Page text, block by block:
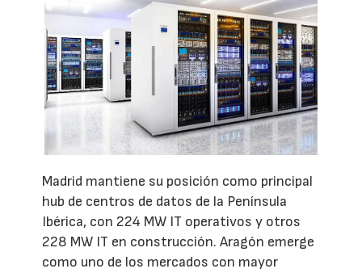
Madrid mantiene su posición como principal
hub de centros de datos de la Península
Ibérica, con 224 MW IT operativos y otros
228 MW IT en construcción. Aragón emerge
como uno de los mercados con mayor